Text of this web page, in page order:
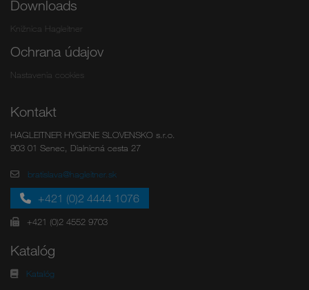
Downloads
Knižnica Hagleitner
Ochrana údajov
Nastavenia cookies
Kontakt
HAGLEITNER HYGIENE SLOVENSKO s.r.o.
903 01 Senec, Dialnicná cesta 27
bratislava@hagleitner.sk
+421 (0)2 4444 1076
+421 (0)2 4552 9703
Katalóg
Katalóg